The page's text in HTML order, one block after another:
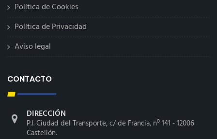
Política de Cookies
Política de Privacidad
Aviso legal
CONTACTO
DIRECCIÓN
P.I. Ciudad del Transporte, c/ de Francia, nº 141 - 12006
Castellón.